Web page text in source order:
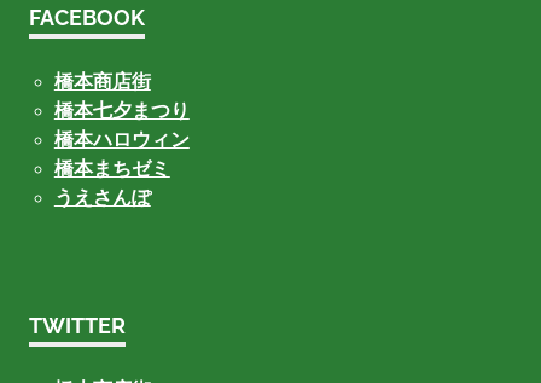
FACEBOOK
橋本商店街
橋本七夕まつり
橋本ハロウィン
橋本まちゼミ
うえさんぽ
TWITTER